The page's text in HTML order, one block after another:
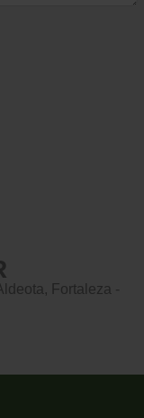
Fortaleza -